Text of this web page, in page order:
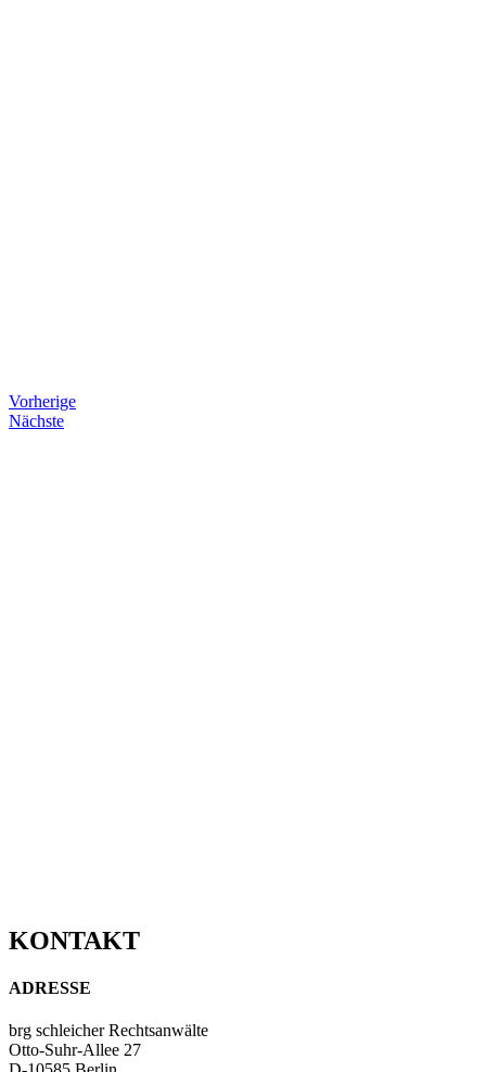
Vorherige
Nächste
KONTAKT
ADRESSE
brg schleicher Rechtsanwälte
Otto-Suhr-Allee 27